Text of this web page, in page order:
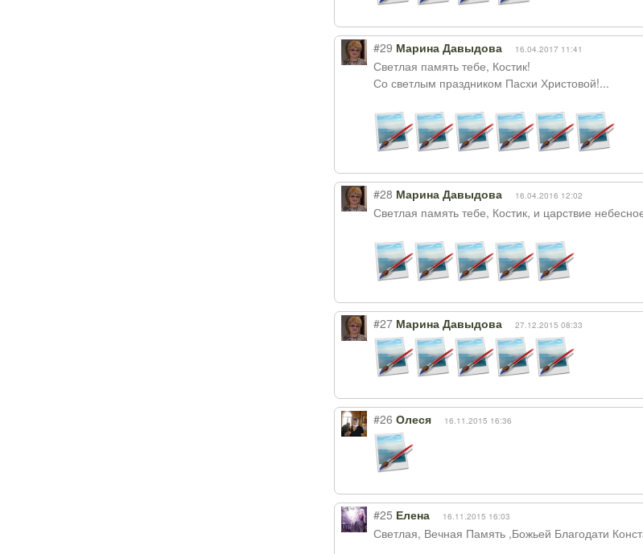
#29 Марина Давыдова 16.04.2017 11:41
Светлая память тебе, Костик!
Со светлым праздником Пасхи Христовой!...
#28 Марина Давыдова 16.04.2016 12:02
Светлая память тебе, Костик, и царствие
#27 Марина Давыдова 27.12.2015 08:33
#26 Олеся 16.11.2015 16:36
#25 Елена 16.11.2015 16:03
Светлая, Вечная Память ,Божьей Благодати